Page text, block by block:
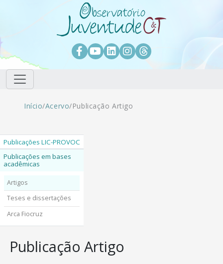
Pular para o conteúdo principal
Facebook
Youtube
LinkedIn
Instagram
Threads
Trilha de navegação
Início/Acervo/Publicação Artigo
Publicações LIC-PROVOC
Publicações em bases
acadêmicas
Artigos
Teses e dissertações
Arca Fiocruz
Publicação Artigo